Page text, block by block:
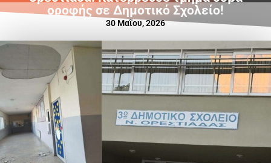
οροφής σε Δημοτικό Σχολείο!
30 Μαΐου, 2026